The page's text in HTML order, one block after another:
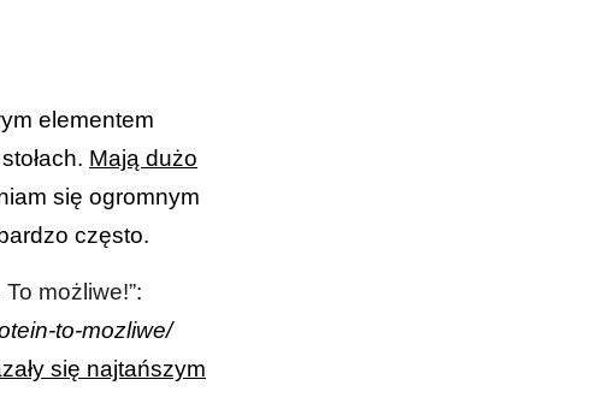
elementem
Mają dużo
się ogromnym
często.
możliwe!”:
to-mozliwe/
się najtańszym